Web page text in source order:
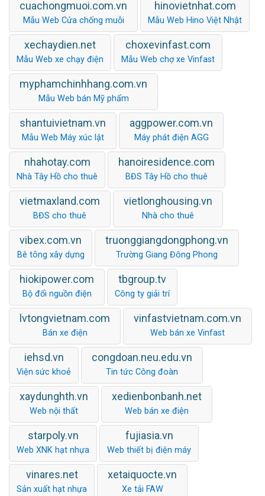
cuachongmuoi.com.vn
Mẫu Web Cửa chống muỗi
hinovietnhat.com
Mẫu Web Hino Việt Nhật
xechaydien.net
Mẫu Web xe chạy điện
choxevinfast.com
Mẫu Web chợ xe Vinfast
myphamchinhhang.com.vn
Mẫu Web bán Mỹ phẩm
shantuivietnam.vn
Mẫu Web Máy xúc lật
aggpower.com.vn
Máy phát điện AGG
nhahotay.com
Nhà Tây Hồ cho thuê
hanoiresidence.com
BĐS Tây Hồ cho thuê
vietmaxland.com
BĐS cho thuê
vietlonghousing.vn
Nhà cho thuê
vibex.com.vn
Bê tông xây dựng
truonggiangdongphong.vn
Trường Giang Đông Phong
hiokipower.com
Bộ đổi nguồn điện
tbgroup.tv
Công ty giải trí
lvtongvietnam.com
Bán xe điện
vinfastvietnam.com.vn
Web bán xe Vinfast
iehsd.vn
Viện sức khoẻ
congdoan.neu.edu.vn
Tin tức Công đoàn
xaydunghth.vn
Web nội thất
xedienbonbanh.net
Web bán xe điện
starpoly.vn
Web XNK hạt nhựa
fujiasia.vn
Web thiết bị điện máy
vinares.net
Sản xuất hạt nhựa
xetaiquocte.vn
Xe tải FAW